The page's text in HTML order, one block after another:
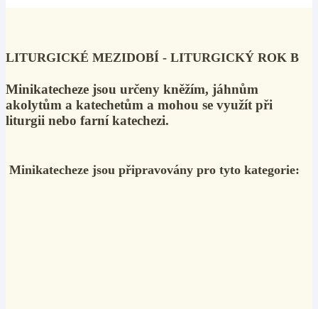
LITURGICKÉ MEZIDOBÍ - LITURGICKÝ ROK B
Minikatecheze jsou určeny kněžím, jáhnům
akolytům a katechetům a mohou se využít při
liturgii nebo farní katechezi.
Minikatecheze jsou připravovány pro tyto kategorie: